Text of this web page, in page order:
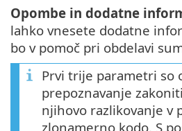
Opombe in dodatne
lahko vnesete dodatne
bo v pomoč pri obdelavi
Prvi trije parametri so
prepoznavanje
njihovo razlikovanje v
zlonamerno kodo. S